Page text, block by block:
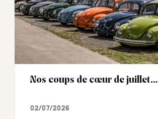
Nos coups de cœur de juillet…
02/07/2026